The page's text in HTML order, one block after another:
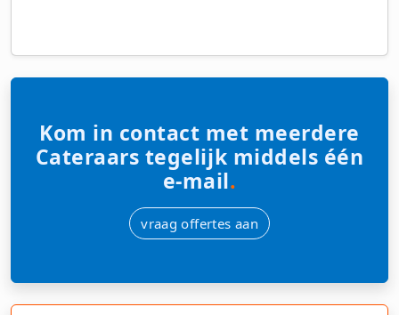
Kom in contact met meerdere
Cateraars tegelijk middels één
e-mail.
vraag offertes aan